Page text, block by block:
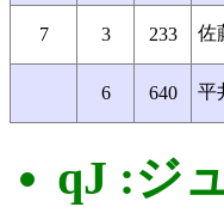
7 3 233
6 640 平
qJ :ジ